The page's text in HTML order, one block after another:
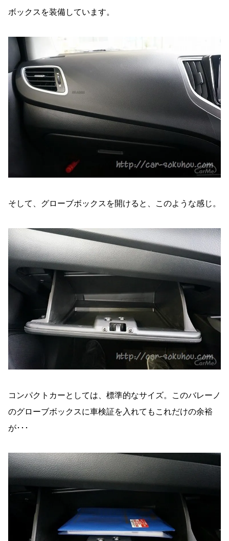
ボックスを装備しています。
そして、グローブボックスを開けると、このような感じ。
コンパクトカーとしては、標準的なサイズ。このバレーノ
のグローブボックスに車検証を入れてもこれだけの余裕
が･･･